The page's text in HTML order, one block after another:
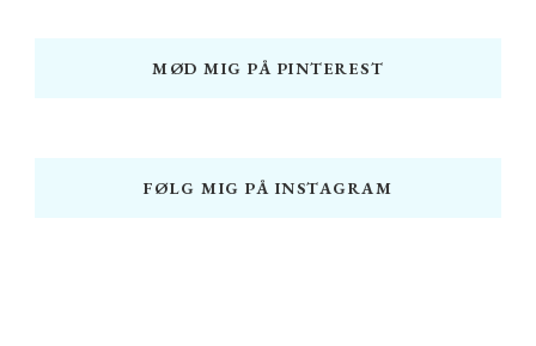
MØD MIG PÅ PINTEREST
FØLG MIG PÅ INSTAGRAM